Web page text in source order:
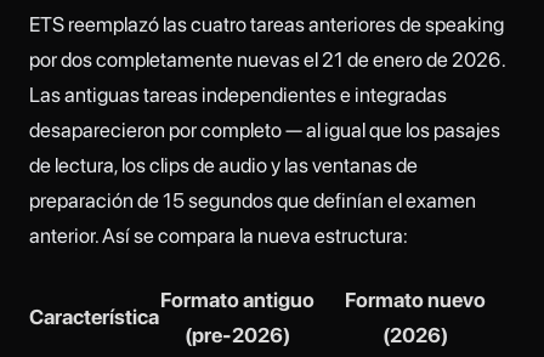
ETS reemplazó las cuatro tareas anteriores de speaking
por dos completamente nuevas el 21 de enero de 2026.
Las antiguas tareas independientes e integradas
desaparecieron por completo — al igual que los pasajes
de lectura, los clips de audio y las ventanas de
preparación de 15 segundos que definían el examen
anterior. Así se compara la nueva estructura:
Característica
Formato antiguo
(pre-2026)
Formato nuevo
(2026)